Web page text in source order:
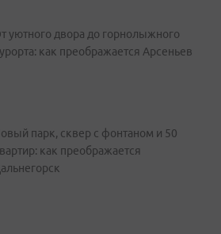
уютного двора до горнолыжного
как преображается Арсеньев
парк, сквер с фонтаном и 50
как преображается